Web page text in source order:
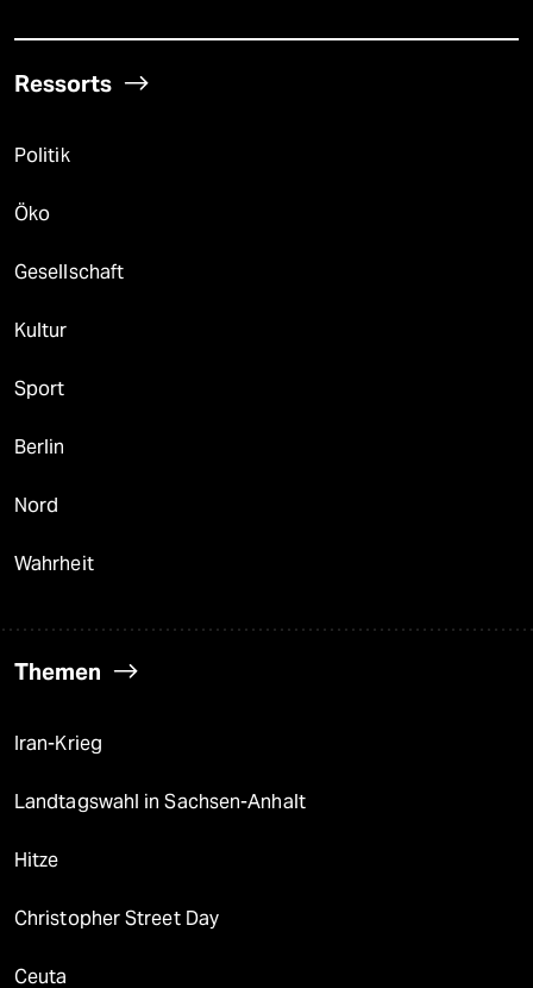
Ressorts
Politik
Öko
Gesellschaft
Kultur
Sport
Berlin
Nord
Wahrheit
Themen
Iran-Krieg
Landtagswahl in Sachsen-Anhalt
Hitze
Christopher Street Day
Ceuta